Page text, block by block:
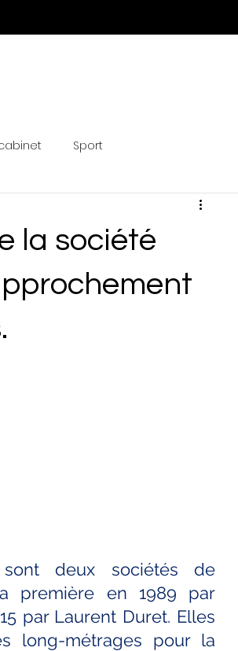
Sport
la société
sont deux sociétés de
première en 1989 par
par Laurent Duret. Elles
long-métrages pour la